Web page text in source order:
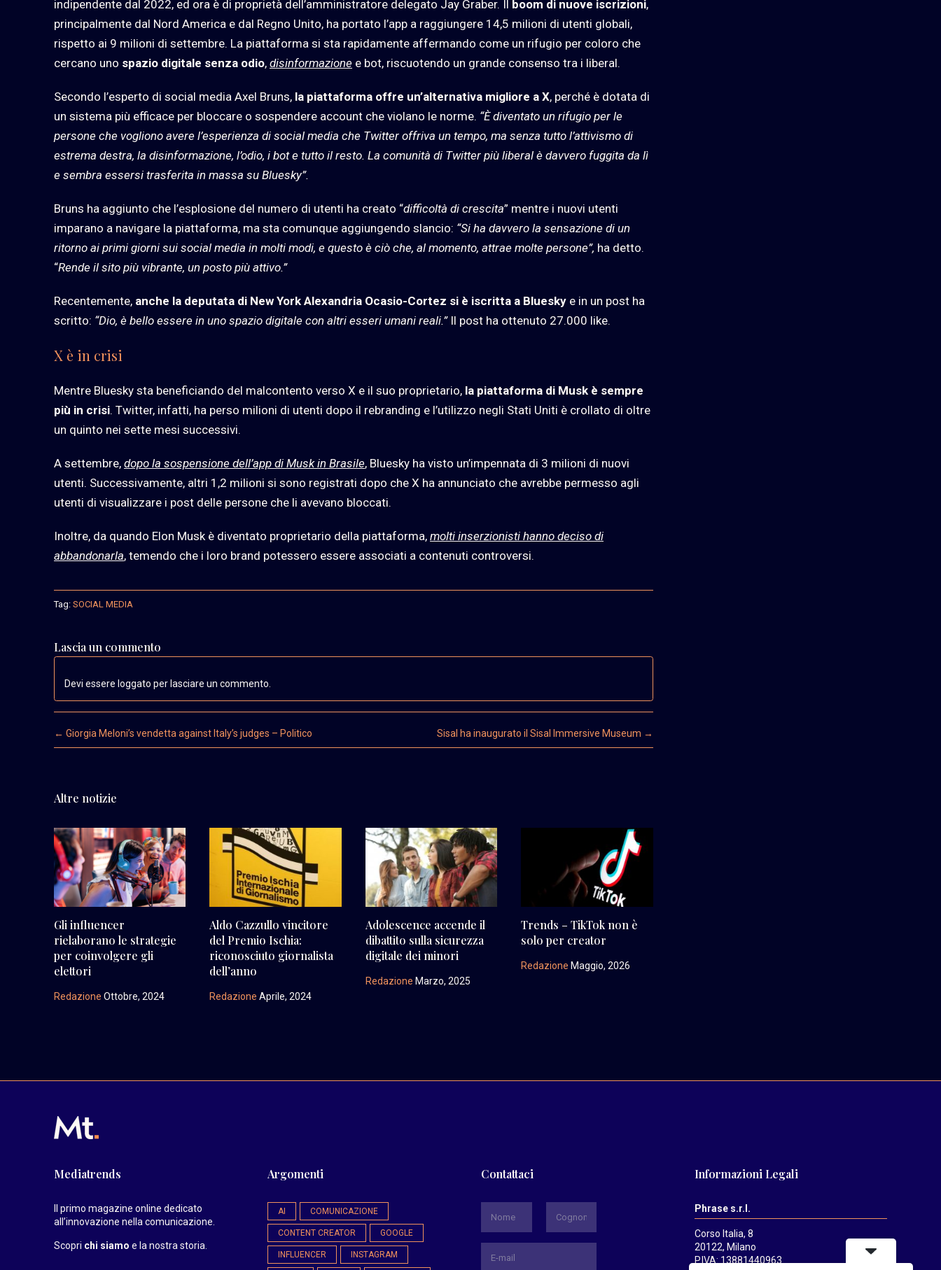
indipendente dal 2022, ed ora è di proprietà dell’amministratore delegato Jay Graber. Il boom di nuove iscrizioni,
principalmente dal Nord America e dal Regno Unito, ha portato l’app a raggiungere 14,5 milioni di utenti globali,
rispetto ai 9 milioni di settembre. La piattaforma si sta rapidamente affermando come un rifugio per coloro che
cercano uno spazio digitale senza odio, disinformazione e bot, riscuotendo un grande consenso tra i liberal.
Secondo l’esperto di social media Axel Bruns, la piattaforma offre un’alternativa migliore a X, perché è dotata di
un sistema più efficace per bloccare o sospendere account che violano le norme. “È diventato un rifugio per le
persone che vogliono avere l’esperienza di social media che Twitter offriva un tempo, ma senza tutto l’attivismo di
estrema destra, la disinformazione, l’odio, i bot e tutto il resto. La comunità di Twitter più liberal è davvero fuggita da lì
e sembra essersi trasferita in massa su Bluesky”.
Bruns ha aggiunto che l’esplosione del numero di utenti ha creato “difficoltà di crescita” mentre i nuovi utenti
imparano a navigare la piattaforma, ma sta comunque aggiungendo slancio: “Si ha davvero la sensazione di un
ritorno ai primi giorni sui social media in molti modi, e questo è ciò che, al momento, attrae molte persone”, ha detto.
“Rende il sito più vibrante, un posto più attivo.”
Recentemente, anche la deputata di New York Alexandria Ocasio-Cortez si è iscritta a Bluesky e in un post ha
scritto: “Dio, è bello essere in uno spazio digitale con altri esseri umani reali.”Il post ha ottenuto 27.000 like.
X è in crisi
Mentre Bluesky sta beneficiando del malcontento verso X e il suo proprietario, la piattaforma di Musk è sempre
più in crisi. Twitter, infatti, ha perso milioni di utenti dopo il rebranding e l’utilizzo negli Stati Uniti è crollato di oltre
un quinto nei sette mesi successivi.
A settembre, dopo la sospensione dell’app di Musk in Brasile, Bluesky ha visto un’impennata di 3 milioni di nuovi
utenti. Successivamente, altri 1,2 milioni si sono registrati dopo che X ha annunciato che avrebbe permesso agli
utenti di visualizzare i post delle persone che li avevano bloccati.
Inoltre, da quando Elon Musk è diventato proprietario della piattaforma, molti inserzionisti hanno deciso di
abbandonarla, temendo che i loro brand potessero essere associati a contenuti controversi.
Tag: SOCIAL MEDIA
Lascia un commento
Devi essere loggato per lasciare un commento.
Post navigation
← Giorgia Meloni’s vendetta against Italy’s judges – Politico Sisal ha inaugurato il Sisal Immersive Museum →
Altre notizie
Gli influencer
rielaborano le strategie
per coinvolgere gli
elettori
Redazione Ottobre, 2024
Aldo Cazzullo vincitore
del Premio Ischia:
riconosciuto giornalista
dell’anno
Redazione Aprile, 2024
Adolescence accende il
dibattito sulla sicurezza
digitale dei minori
Redazione Marzo, 2025
Trends – TikTok non è
solo per creator
Redazione Maggio, 2026
Mediatrends
Il primo magazine online dedicato
all’innovazione nella comunicazione.
Scopri chi siamo e la nostra storia
Argomenti
AI COMUNICAZIONE
CONTENT CREATOR GOOGLE
INFLUENCER INSTAGRAM
Contattaci Informazioni Legali
Phrase s.r.l.
Corso Italia, 8
20122, Milano
P.IVA: 13881440963